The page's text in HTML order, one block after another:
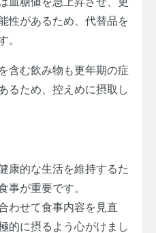
性があるため、代替品を
。
含む飲み物も更年期の症
るため、控えめに摂取し
康的な生活を維持するた
事が重要です。
わせて食事内容を見直
的に摂るよう心がけまし